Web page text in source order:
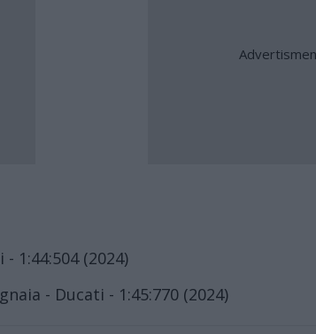
1:44:504 (2024)
- Ducati - 1:45:770 (2024)